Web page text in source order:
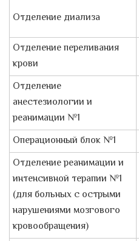
Отделение диализа
Отделение переливания
крови
Отделение
анестезиологии и
реанимации №1
Операционный блок №1
Отделение реанимации и
интенсивной терапии №1
(для больных с острыми
нарушениями мозгового
кровообращения)